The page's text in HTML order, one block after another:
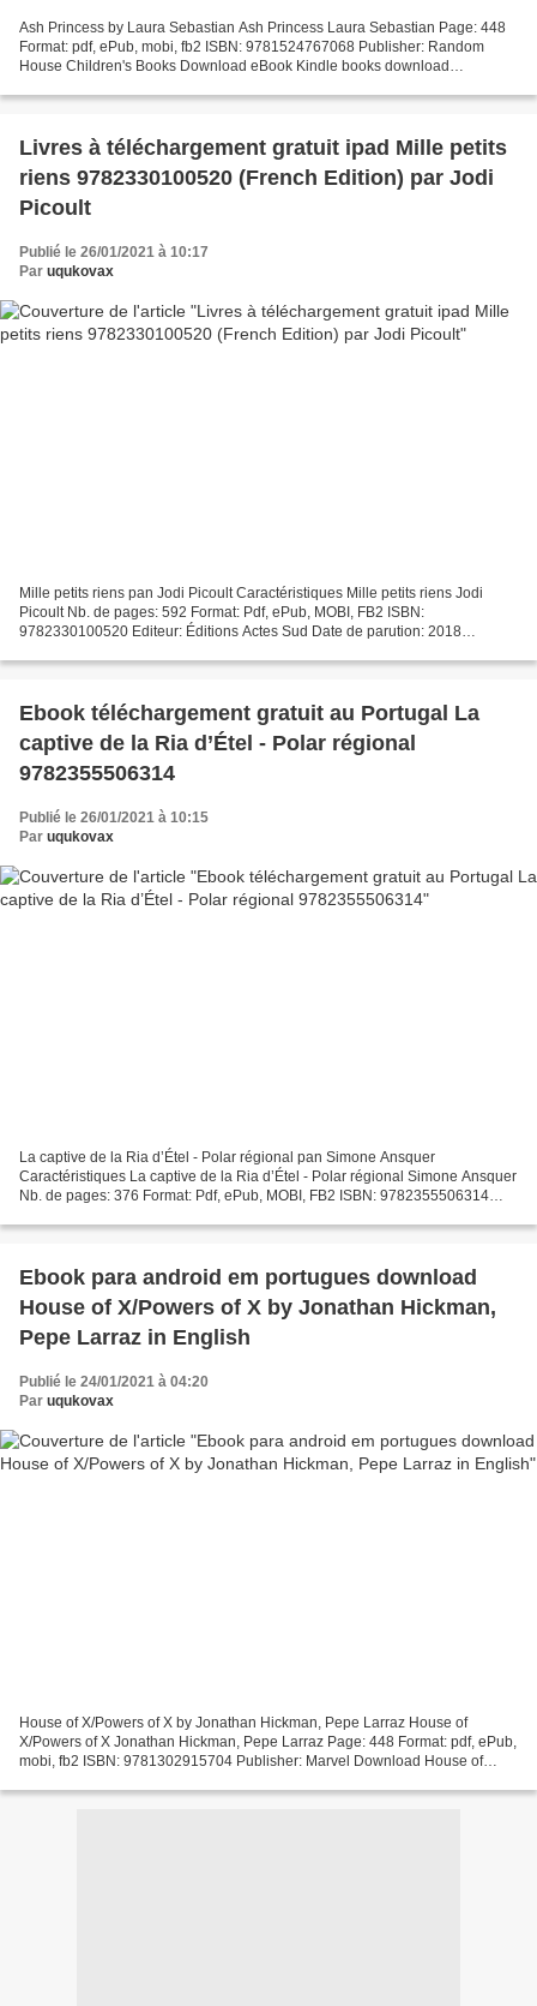
Ash Princess by Laura Sebastian Ash Princess Laura Sebastian Page: 448
Format: pdf, ePub, mobi, fb2 ISBN: 9781524767068 Publisher: Random
House Children's Books Download eBook Kindle books download
Livres à téléchargement gratuit ipad Mille petits
riens 9782330100520 (French Edition) par Jodi
Picoult
Publié le 26/01/2021 à 10:17
Par uqukovax
Mille petits riens pan Jodi Picoult Caractéristiques Mille petits riens Jodi
Picoult Nb. de pages: 592 Format: Pdf, ePub, MOBI, FB2 ISBN:
9782330100520 Editeur: Éditions Actes Sud Date de parution: 2018
Ebook téléchargement gratuit au Portugal La
captive de la Ria d’Étel - Polar régional
9782355506314
Publié le 26/01/2021 à 10:15
Par uqukovax
La captive de la Ria d’Étel - Polar régional pan Simone Ansquer
Caractéristiques La captive de la Ria d’Étel - Polar régional Simone Ansquer
Nb. de pages: 376 Format: Pdf, ePub, MOBI, FB2 ISBN: 9782355506314
Ebook para android em portugues download
House of X/Powers of X by Jonathan Hickman,
Pepe Larraz in English
Publié le 24/01/2021 à 04:20
Par uqukovax
House of X/Powers of X by Jonathan Hickman, Pepe Larraz House of
X/Powers of X Jonathan Hickman, Pepe Larraz Page: 448 Format: pdf, ePub,
mobi, fb2 ISBN: 9781302915704 Publisher: Marvel Download House of